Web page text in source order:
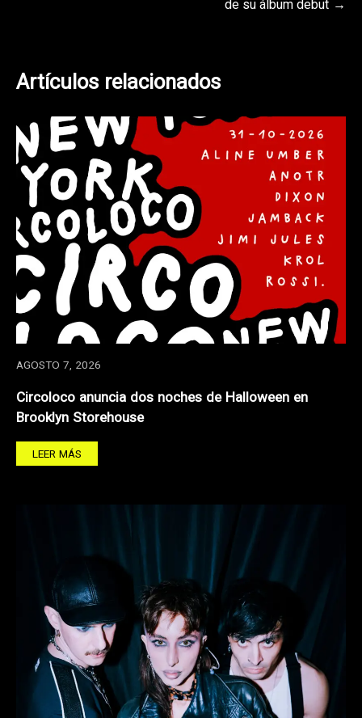
de su álbum debut
Artículos relacionados
AGOSTO 7, 2026
Circoloco anuncia dos noches de Halloween en
Brooklyn Storehouse
LEER MÁS